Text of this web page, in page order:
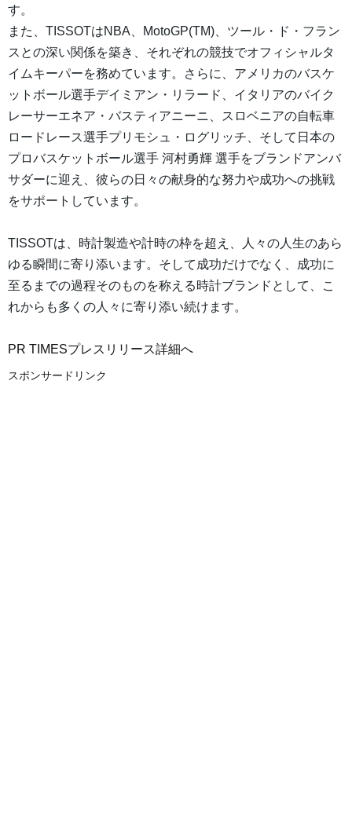
す。
また、TISSOTはNBA、MotoGP(TM)、ツール・ド・フラン
スとの深い関係を築き、それぞれの競技でオフィシャルタ
イムキーパーを務めています。さらに、アメリカのバスケ
ットボール選手デイミアン・リラード、イタリアのバイク
レーサーエネア・バスティアニーニ、スロベニアの自転車
ロードレース選手プリモシュ・ログリッチ、そして日本の
プロバスケットボール選手 河村勇輝 選手をブランドアンバ
サダーに迎え、彼らの日々の献身的な努力や成功への挑戦
をサポートしています。
TISSOTは、時計製造や計時の枠を超え、人々の人生のあら
ゆる瞬間に寄り添います。そして成功だけでなく、成功に
至るまでの過程そのものを称える時計ブランドとして、こ
れからも多くの人々に寄り添い続けます。
PR TIMESプレスリリース詳細へ
スポンサードリンク